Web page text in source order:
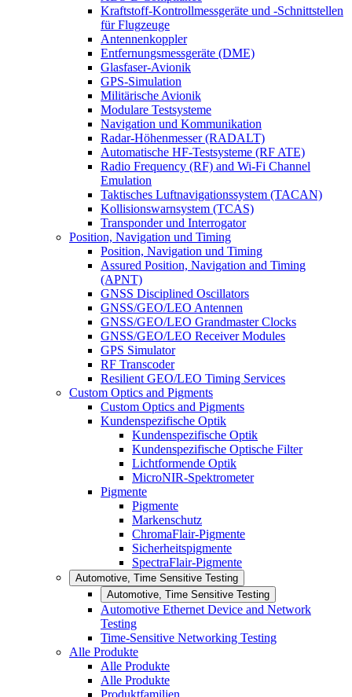
Kraftstoff-Kontrollmessgeräte und -Schnittstellen
für Flugzeuge
Antennenkoppler
Entfernungsmessgeräte (DME)
Glasfaser-Avionik
GPS-Simulation
Militärische Avionik
Modulare Testsysteme
Navigation und Kommunikation
Radar-Höhenmesser (RADALT)
Automatische HF-Testsysteme (RF ATE)
Radio Frequency (RF) and Wi-Fi Channel
Emulation
Taktisches Luftnavigationssystem (TACAN)
Kollisionswarnsystem (TCAS)
Transponder und Interrogator
Position, Navigation und Timing
Position, Navigation und Timing
Assured Position, Navigation and Timing
(APNT)
GNSS Disciplined Oscillators
GNSS/GEO/LEO Antennen
GNSS/GEO/LEO Grandmaster Clocks
GNSS/GEO/LEO Receiver Modules
GPS Simulator
RF Transcoder
Resilient GEO/LEO Timing Services
Custom Optics and Pigments
Custom Optics and Pigments
Kundenspezifische Optik
Kundenspezifische Optik
Kundenspezifische Optische Filter
Lichtformende Optik
MicroNIR-Spektrometer
Pigmente
Pigmente
Markenschutz
ChromaFlair-Pigmente
Sicherheitspigmente
SpectraFlair-Pigmente
Automotive, Time Sensitive Testing
Automotive, Time Sensitive Testing
Automotive Ethernet Device and Network
Testing
Time-Sensitive Networking Testing
Alle Produkte
Alle Produkte
Alle Produkte